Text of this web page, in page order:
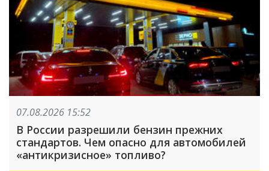
07.08.2026 15:52
В России разрешили бензин прежних
стандартов. Чем опасно для автомобилей
«антикризисное» топливо?